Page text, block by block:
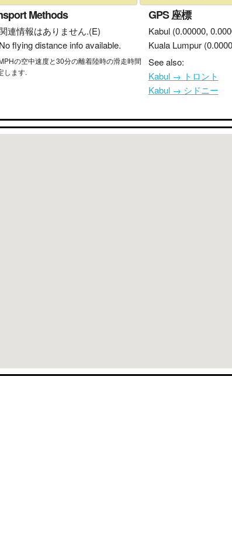
Methods
連情報はありません.(E)
No flying distance info available.
の空中速度と30分の離着陸時の滑走時間
します.
GPS 座標
Kabul (0.00000,
Kuala Lumpur
See also:
Kabul → トロント
Kabul → シドニー